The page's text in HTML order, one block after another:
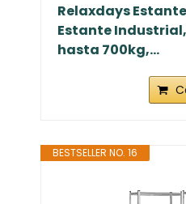
Relaxdays
Estante
hasta 700kg,...
BESTSELLER NO. 16